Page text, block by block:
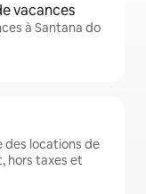
vacances
à Santana do
des locations de
hors taxes et